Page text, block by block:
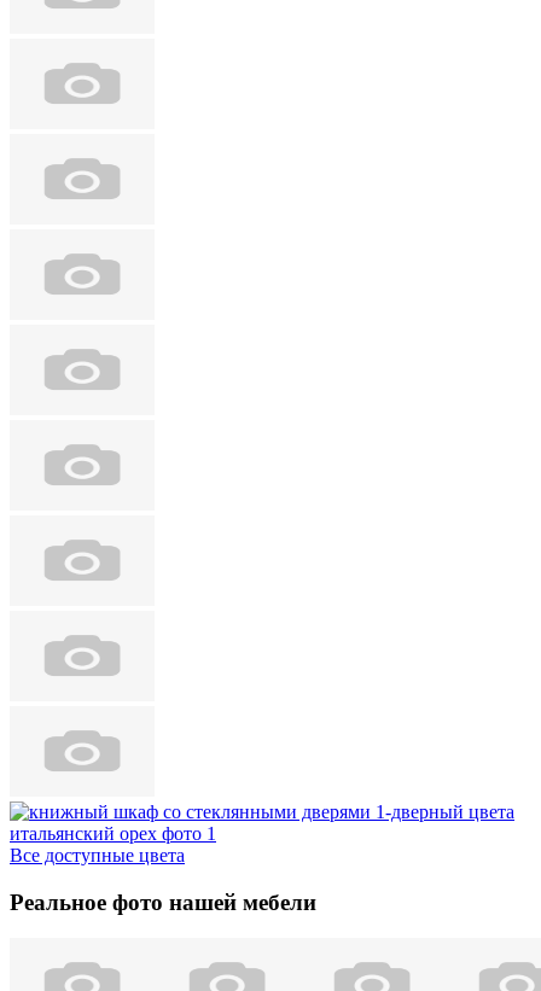
Все доступные цвета
Реальное фото нашей мебели